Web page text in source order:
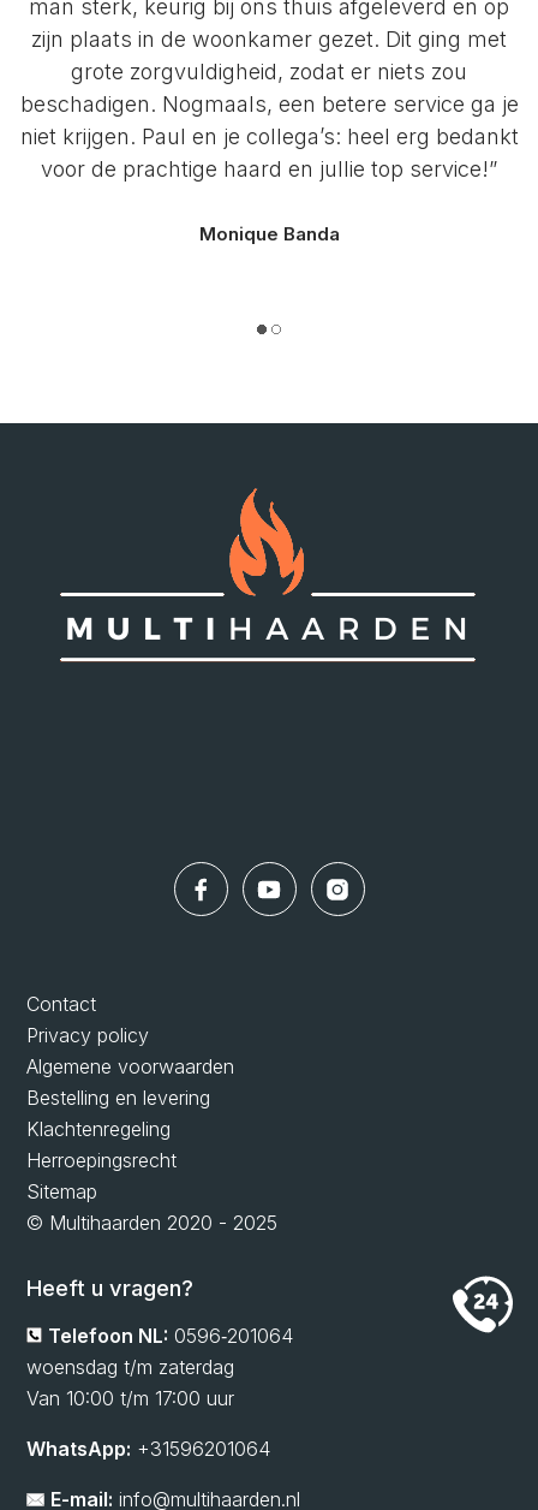
man sterk, keurig bij ons thuis afgeleverd en op
zijn plaats in de woonkamer gezet. Dit ging met
grote zorgvuldigheid, zodat er niets zou
beschadigen. Nogmaals, een betere service ga je
niet krijgen. Paul en je collega’s: heel erg bedankt
voor de prachtige haard en jullie top service!”
Monique Banda
Contact
Privacy policy
Algemene voorwaarden
Bestelling en levering
Klachtenregeling
Herroepingsrecht
Sitemap
© Multihaarden 2020 - 2025
Heeft u vragen?
Telefoon NL: 0596‑201064
woensdag t/m zaterdag
Van 10:00 t/m 17:00 uur
WhatsApp: +31596201064
E-mail: info@multihaarden.nl